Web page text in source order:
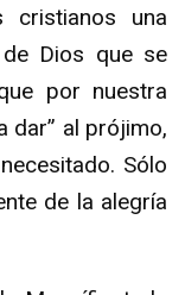
cristianos una
Dios que se
por nuestra
dar” al prójimo,
Sólo
de la alegría